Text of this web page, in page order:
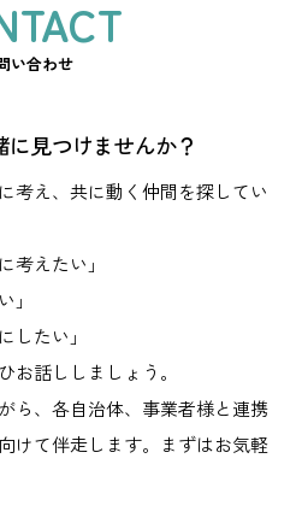
い合わせ
見つけませんか？
考え、共に動く仲間を探してい
考えたい」
」
したい」
お話ししましょう。
ら、 各自治体、事業者様と連携
けて伴走します。
まずはお気軽